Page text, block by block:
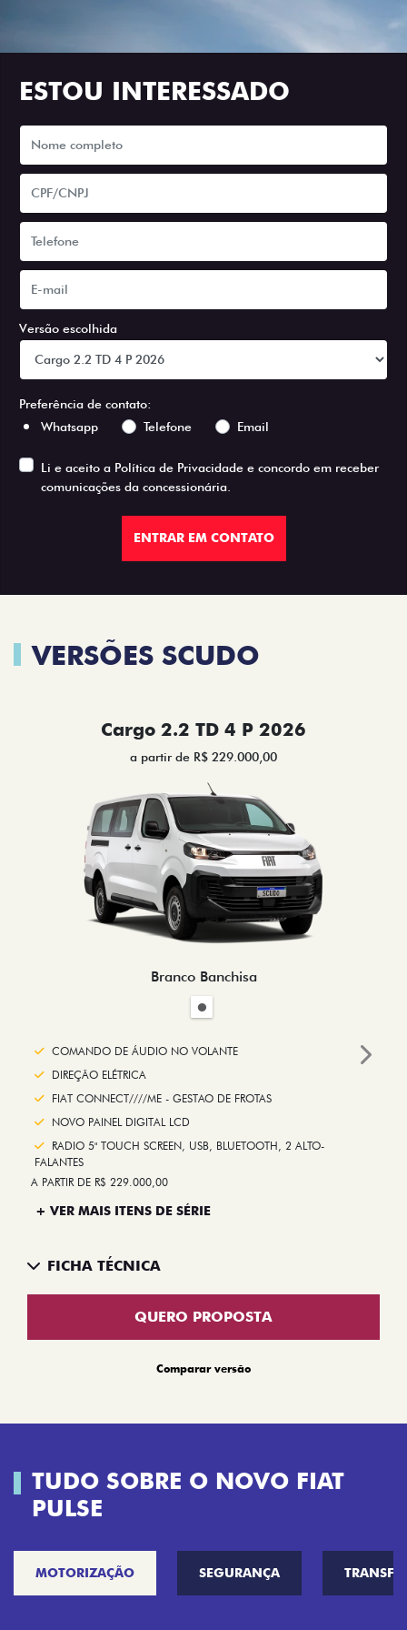
ESTOU INTERESSADO
Versão escolhida
Preferência de contato:
Whatsapp
Telefone Email
Li e aceito a Política de Privacidade e concordo em receber
comunicações da concessionária.
ENTRAR EM CONTATO
VERSÕES SCUDO
Cargo 2.2 TD 4 P 2026
a partir de R$ 229.000,00
Branco Banchisa
COMANDO DE ÁUDIO NO VOLANTE
DIREÇÃO ELÉTRICA
FIAT CONNECT////ME - GESTAO DE FROTAS
NOVO PAINEL DIGITAL LCD
RADIO 5" TOUCH SCREEN, USB, BLUETOOTH, 2 ALTO-
FALANTES
A PARTIR DE R$ 229.000,00
+ VER MAIS ITENS DE SÉRIE
FICHA TÉCNICA
QUERO PROPOSTA
Comparar versão
Next
TUDO SOBRE O NOVO FIAT
PULSE
MOTORIZAÇÃO SEGURANÇA